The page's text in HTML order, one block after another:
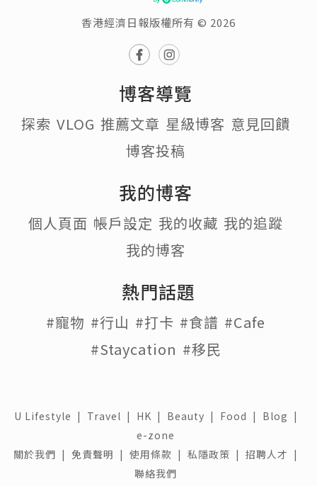
香港經濟日報版權所有 © 2026
博客導覽
探索 VLOG 推薦文章 星級博客 意見回饋
博客投稿
我的博客
個人頁面 帳戶設定 我的收藏 我的追蹤
我的博客
熱門話題
#寵物 #行山 #打卡 #食譜 #Cafe
#Staycation #移民
U Lifestyle | Travel | HK | Beauty | Food | Blog |
e-zone
關於我們 | 免責聲明 | 使用條款 | 私隱政策 | 招聘人才 |
聯絡我們